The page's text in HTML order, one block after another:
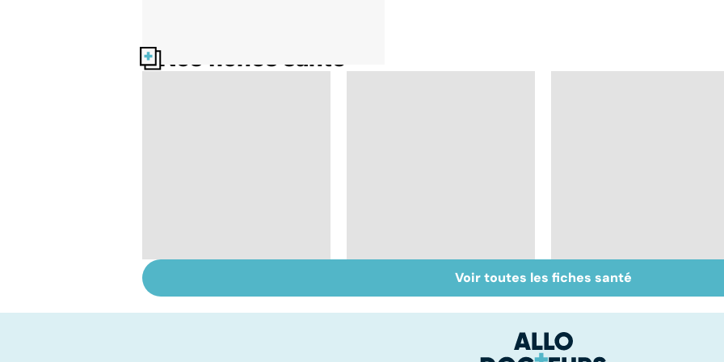
Nos fiches santé
proximité : quel
Imagerie médicale :
du scanner à la
Tout savoir sur les
infections
Voir toutes les fiches santé